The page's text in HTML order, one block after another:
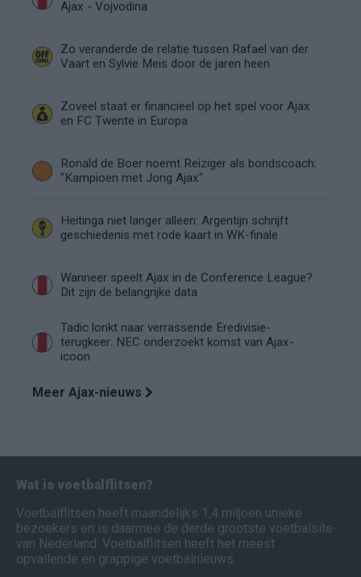
Ajax - Vojvodina
Zo veranderde de relatie tussen Rafael van der
Vaart en Sylvie Meis door de jaren heen
Zoveel staat er financieel op het spel voor Ajax
en FC Twente in Europa
Ronald de Boer noemt Reiziger als bondscoach:
"Kampioen met Jong Ajax"
Heitinga niet langer alleen: Argentijn schrijft
geschiedenis met rode kaart in WK-finale
Wanneer speelt Ajax in de Conference League?
Dit zijn de belangrijke data
Tadic lonkt naar verrassende Eredivisie-
terugkeer: NEC onderzoekt komst van Ajax-
icoon
Meer Ajax-nieuws
Wat is voetbalflitsen?
Voetbalflitsen heeft maandelijks 1,4 miljoen unieke
bezoekers en is daarmee de derde grootste voetbalsite
van Nederland. Voetbalflitsen heeft het meest
opvallende en grappige voetbalnieuws.